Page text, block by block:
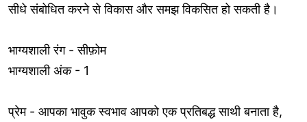
सीधे संबोधित करने से विकास और समझ विकसित हो सकती है।
भाग्यशाली रंग - सीफ़ोम
भाग्यशाली अंक - 1
प्रेम - आपका भावुक स्वभाव आपको एक प्रतिबद्ध साथी बनाता है,